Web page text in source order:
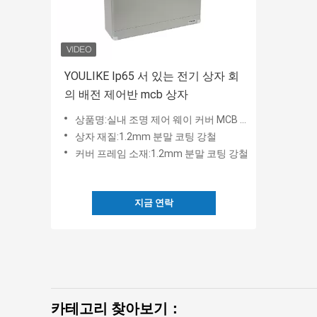
YOULIKE Ip65 서 있는 전기 상자 회
의 배전 제어반 mcb 상자
상품명:실내 조명 제어 웨이 커버 MCB MCCB 절연체 배전함
상자 재질:1.2mm 분말 코팅 강철
커버 프레임 소재:1.2mm 분말 코팅 강철
지금 연락
카테고리 찾아보기：